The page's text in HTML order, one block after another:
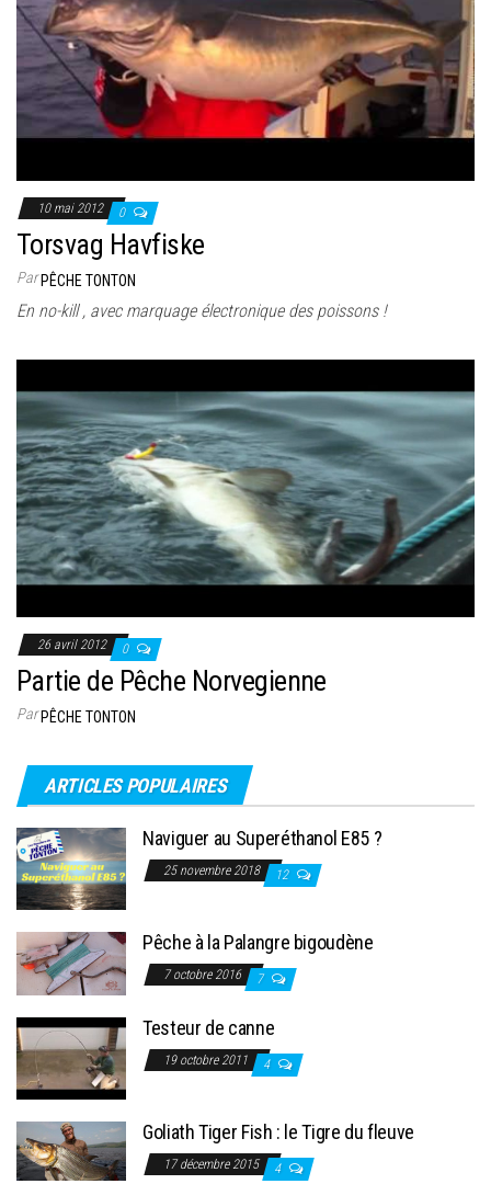
10 mai 2012 0
Torsvag Havfiske
ParPÊCHE TONTON
En no-kill , avec marquage électronique des poissons !
26 avril 2012 0
Partie de Pêche Norvegienne
ParPÊCHE TONTON
ARTICLES POPULAIRES
Naviguer au Superéthanol E85 ?
25 novembre 2018 12
Pêche à la Palangre bigoudène
7 octobre 2016 7
Testeur de canne
19 octobre 2011 4
Goliath Tiger Fish : le Tigre du fleuve
17 décembre 2015 4